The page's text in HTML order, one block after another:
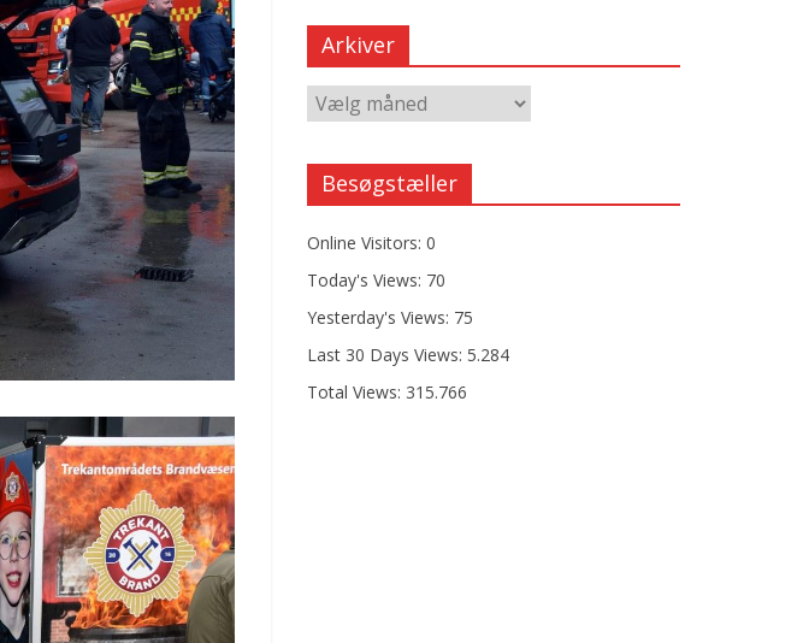
Arkiver
Besøgstæller
Online Visitors: 0
Today's Views: 70
Yesterday's Views: 75
Last 30 Days Views: 5.284
Total Views: 315.766